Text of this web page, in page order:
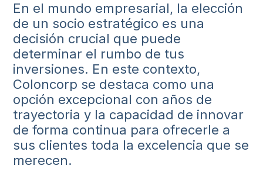
En el mundo empresarial, la elección
de un socio estratégico es una
decisión crucial que puede
determinar el rumbo de tus
inversiones. En este contexto,
Coloncorp se destaca como una
opción excepcional con años de
trayectoria y la capacidad de innovar
de forma continua para ofrecerle a
sus clientes toda la excelencia que se
merecen.